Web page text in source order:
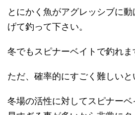
ります。そうすると、巻き物ジ
だ、サンデーアン...
とにかく魚がアグレッシブに
げて釣って下さい。
冬でもスピナーベイトで釣れま
ただ、確率的にすごく難しいと
冬場の活性に対してスピナー